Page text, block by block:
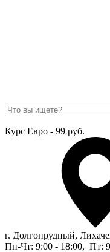
Курс Евро - 99 руб.
г. Долгопрудный,
Пн-Чт: 9:00 - 18:00, Пт: